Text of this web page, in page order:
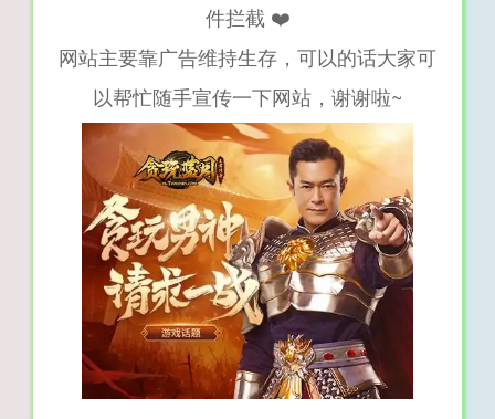
件拦截 ❤️
网站主要靠广告维持生存，可以的话大家可
以帮忙随手宣传一下网站，谢谢啦~